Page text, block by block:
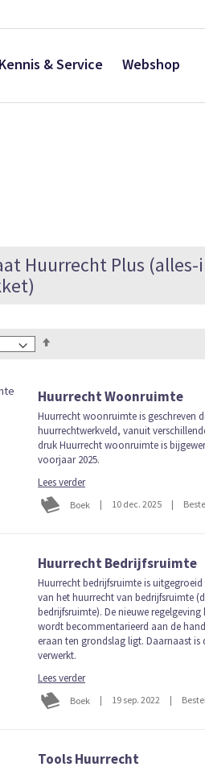
Kennis & Service Webshop
Huurrecht Plus (alles-
sorteren
Huurrecht Woonruimte
Huurrecht woonruimte is geschreven
huurrechtwerkveld, vanuit
druk Huurrecht woonruimte is
voorjaar 2025.
Lees verder
Boek | 10 dec. 2025 |
Huurrecht Bedrijfsruimte
Huurrecht bedrijfsruimte is
van het huurrecht van bedrijfsruimte
bedrijfsruimte). De nieuwe
wordt becommentarieerd aan de
eraan ten grondslag ligt. Daarnaast
verwerkt.
Lees verder
Boek | 19 sep. 2022 |
Tools Huurrecht